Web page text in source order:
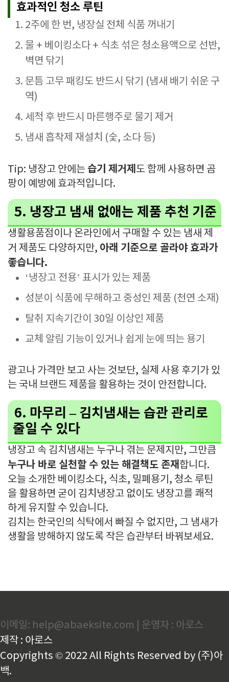
효과적인 청소 루틴
2주에 한 번, 냉장실 전체 식품 꺼내기
물 + 베이킹소다 + 식초 섞은 청소용액으로 선반,
벽면 닦기
문틈 고무 패킹도 반드시 닦기 (냄새 배기 쉬운 구
역)
세척 후 반드시 마른행주로 물기 제거
냄새 흡착제 재설치 (숯, 소다 등)
Tip: 냉장고 안에는 습기 제거제 도 함께 사용하면 곰
팡이 예방에 효과적입니다.
5. 냉장고 냄새 없애는 제품 추천 기준
생활용품점이나 온라인에서 구매할 수 있는 냄새 제
거 제품도 다양하지만, 아래 기준으로 골라야 효과가
좋습니다.
‘냉장고 전용’ 표시가 있는 제품
성분이 식품에 무해하고 중성인 제품 (천연 소재)
탈취 지속기간이 30일 이상인 제품
교체 알림 기능이 있거나 쉽게 눈에 띄는 용기
광고나 가격만 보고 사는 것보단, 실제 사용 후기가 있
는 국내 브랜드 제품을 활용하는 것이 안전합니다.
6. 마무리 – 김치냄새는 습관 관리로
줄일 수 있다
냉장고 속 김치냄새는 누구나 겪는 문제지만, 그만큼
누구나 바로 실천할 수 있는 해결책도 존재 합니다.
오늘 소개한 베이킹소다, 식초, 밀폐용기, 청소 루틴
을 활용하면 굳이 김치냉장고 없이도 냉장고를 쾌적
하게 유지할 수 있습니다.
김치는 한국인의 식탁에서 빠질 수 없지만, 그 냄새가
생활을 방해하지 않도록 작은 습관부터 바꿔보세요.
이메일: help@abaeksite.com | 운영자 : 아로스
제작 : 아로스
Copyrights © 2022 All Rights Reserved by (주)아
백.